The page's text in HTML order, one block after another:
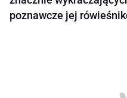
poznawcze jej